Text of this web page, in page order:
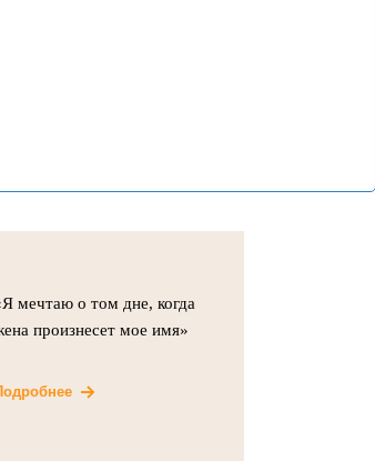
мечтаю о том дне, когда
произнесет мое имя»